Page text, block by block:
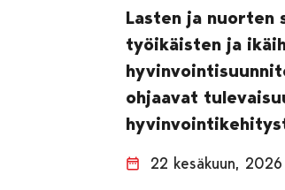
Lasten ja nuorten
työikäisten ja
ohjaavat
22 kesäkuun, 2026